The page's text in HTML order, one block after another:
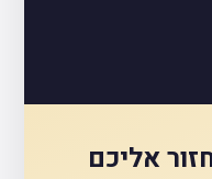
אליכם